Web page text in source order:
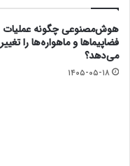
هوش‌مصنوعی چگونه عملیات
فضاپیماها و ماهواره‌ها را تغییر
می‌دهد؟
۱۴۰۵-۰۵-۱۸